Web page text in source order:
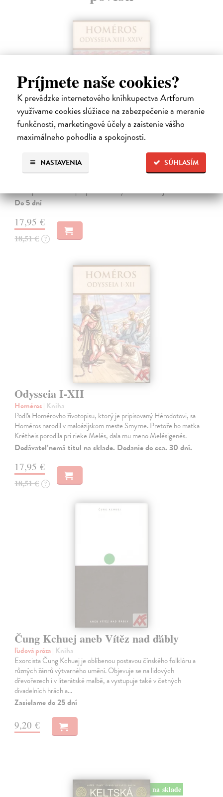
Príjmete naše cookies?
K prevádzke internetového kníhkupectva Artforum
využívame cookies slúžiace na zabezpečenie a meranie
funkčnosti, marketingové účely a zaistenie vášho
maximálneho pohodlia a spokojnosti.
SÚHLASÍM
NASTAVENIA
Homéros| Kniha
Slepý Melésigenés s ťažkosťami hľadal prostriedky na živobytie, no na
snažili povzbudzovať a podporovať. V Kýme na maloázijskom…
Do 5 dní
17,95 €
18,51 € ?
Odysseia I-XII
Homéros| Kniha
Podľa Homérovho životopisu, ktorý je pripisovaný Hérodotovi, sa
Homéros narodil v maloázijskom meste Smyrne. Pretože ho matka
Krétheis porodila pri rieke Melés, dala mu meno Melésigenés.
Dodávateľ nemá titul na sklade. Dodanie do cca. 30 dní.
17,95 €
18,51 € ?
Čung Kchuej aneb Vítěz nad ďábly
ľudová próza| Kniha
Exorcista Čung Kchuej je oblíbenou postavou čínského folklóru a
různých žánrů výtvarného umění. Objevuje se na lidových
dřevořezech i v literátské malbě, a vystupuje také v četných
divadelních hrách a…
Zasielame do 25 dní
9,20 €
na sklade